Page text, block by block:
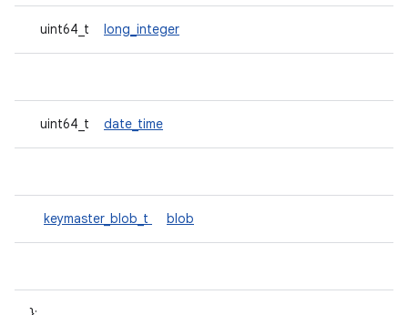
uint64_t long_integer
uint64_t date_time
keymaster_blob_t blob